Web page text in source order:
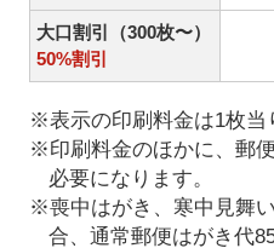
大口割引（300枚〜）
50%割引
※表示の印刷料金は1枚当
※印刷料金のほかに、郵
必要になります。
※喪中はがき、寒中見舞
合、通常郵便はがき代